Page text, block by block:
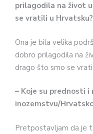
prilagodila na život
se vratili u Hrvatsku?
Ona je bila velika
dobro prilagodila na
drago što smo se
– Koje su prednosti
inozemstvu/
Pretpostavljam da je